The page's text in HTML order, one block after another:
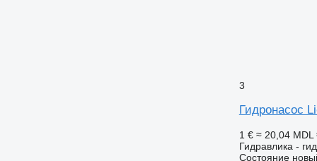
3
Гидронасос
1 € ≈ 20,04 MDL
Гидравлика -
Состояние